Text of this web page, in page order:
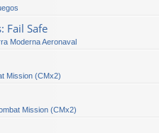
Fail Safe
Moderna Aeronaval
Mission (CMx2)
Mission (CMx2)